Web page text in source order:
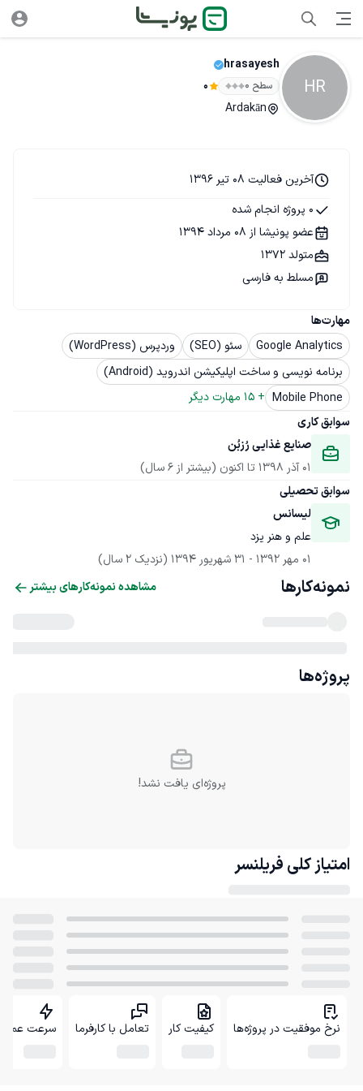
HR
hrasayesh
سطح ۰ 0
Ardakān
مهارت‌ها
Google Analytics
سئو (SEO)
وردپرس (WordPress)
برنامه نویسی و ساخت اپلیکیشن اندروید (Android)
Mobile Phone
+
15 مهارت دیگر
سوابق کاری
صنایع غذایی رُزبُن
01 آذر 1398
تا اکنون (بیشتر از 6 سال)
سوابق تحصیلی
لیسانس
علم و هنر یزد
01 مهر 1392
- 31 شهریور 1394 (نزدیک 2 سال)
آخرین فعالیت 08 تیر 1396
0 پروژه انجام شده
عضو پونیشا از 08 مرداد 1394
متولد 1372
مسلط به فارسی
نمونه‌کارها مشاهده نمونه‌کارهای بیشتر
پروژه‌ها
پروژه‌ای یافت نشد!
امتیاز کلی فریلنسر
نرخ موفقیت در پروژه‌ها کیفیت کار تعامل با کارفرما سرعت عمل